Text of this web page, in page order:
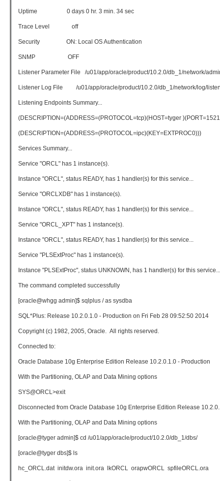
Uptime 0 days 0 hr. 3 min. 34 sec
Trace Level off
Security ON: Local OS Authentication
SNMP OFF
Listener Parameter File /u01/app/oracle/product/10.2.0/db_1/network/
Listener Log File /u01/app/oracle/product/10.2.0/db_1/network/log/
Listening Endpoints Summary...
(DESCRIPTION=(ADDRESS=(PROTOCOL=tcp)(HOST=tyger
(DESCRIPTION=(ADDRESS=(PROTOCOL=ipc)(KEY=EXTPROC0)))
Services Summary...
Service "ORCL" has 1 instance(s).
Instance "ORCL", status READY, has 1 handler(s) for this service...
Service "ORCLXDB" has 1 instance(s).
Instance "ORCL", status READY, has 1 handler(s) for this service...
Service "ORCL_XPT" has 1 instance(s).
Instance "ORCL", status READY, has 1 handler(s) for this service...
Service "PLSExtProc" has 1 instance(s).
Instance "PLSExtProc", status UNKNOWN, has 1 handler(s) for this service...
The command completed successfully
[oracle@whgg admin]$ sqlplus / as sysdba
SQL*Plus: Release 10.2.0.1.0 - Production on Fri Feb 28 09:52:50 2014
Copyright (c) 1982, 2005, Oracle. All rights reserved.
Connected to:
Oracle Database 10g Enterprise Edition Release 10.2.0.1.0 - Production
With the Partitioning, OLAP and Data Mining options
SYS@ORCL>exit
Disconnected from Oracle Database 10g Enterprise Edition Release
With the Partitioning, OLAP and Data Mining options
[oracle@tyger admin]$ cd /u01/app/oracle/product/10.2.0/db_1/dbs/
[oracle@tyger dbs]$ ls
hc_ORCL.dat initdw.ora init.ora lkORCL orapwORCL spfileORCL.ora